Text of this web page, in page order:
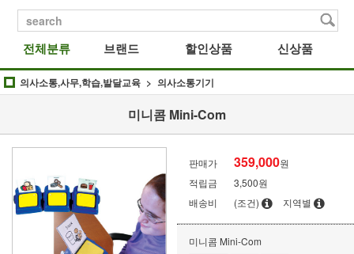
search
전체분류 브랜드 할인상품 신상품
의사소통,사무,학습,발달교육 의사소통기기
미니콤 Mini-Com
판매가 359,000원
적립금
3,500원
배송비
(조건) 지역별
미니콤 Mini-Com